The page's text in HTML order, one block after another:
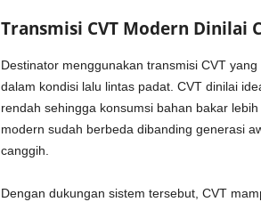
Transmisi CVT Modern Dinilai
Destinator menggunakan transmisi CVT
dalam kondisi lalu lintas padat. CVT dinilai
rendah sehingga konsumsi bahan bakar
modern sudah berbeda dibanding generasi
canggih.
Dengan dukungan sistem tersebut, CVT